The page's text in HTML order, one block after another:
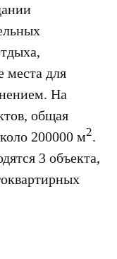
места для
На
общая
200000 м2.
3 объекта,